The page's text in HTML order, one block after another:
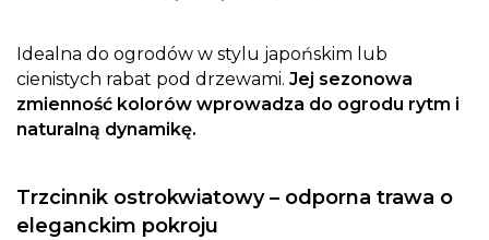
Idealna do ogrodów w stylu japońskim lub
cienistych rabat pod drzewami. Jej sezonowa
zmienność kolorów wprowadza do ogrodu rytm i
naturalną dynamikę.
Trzcinnik ostrokwiatowy – odporna trawa o
eleganckim pokroju